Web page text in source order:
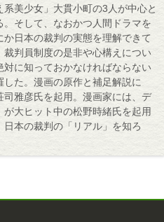
美少女」大貫小町の3人が中心と
そして、なおかつ人間ドラマを
日本の裁判の実態を理解できて
判員制度の是非や心構えについ
に知っておかなければならない
した。漫画の原作と補足解説に
雅彦氏を起用。漫画家には、デ
大ヒット中の松野時緒氏を起用
本の裁判の「リアル」を知ろ